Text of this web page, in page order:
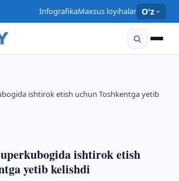
InfografikaMaxsus loyihalar O'z
ishtirok etish uchun Toshkentga yetib
ishtirok etish
yetib kelishdi